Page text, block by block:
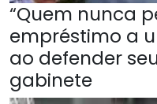
“Quem nunca
empréstimo a
ao defender
gabinete